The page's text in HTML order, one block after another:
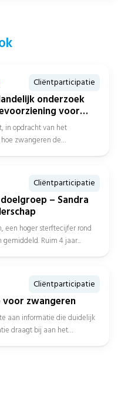
Cliëntparticipatie
onderzoek
voor
in opdracht van het
zwangeren de
Cliëntparticipatie
– Sandra
een hoger sterftecijfer rond
Ruim 4 jaar...
Cliëntparticipatie
zwangeren
aan informatie die duidelijk
draagt bij aan het